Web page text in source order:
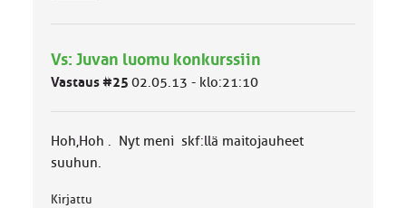
m
ä
k
k
:
Vs: Juvan luomu konkurssiin
Vastaus #25 02.05.13 - klo:21:10
Hoh,Hoh . Nyt meni skf:llä maitojauheet
suuhun.
Kirjattu